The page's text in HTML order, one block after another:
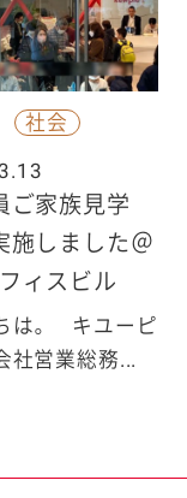
社会
ご家族見学
施しました＠
ィスビル
は。 キユーピ
社営業総務...